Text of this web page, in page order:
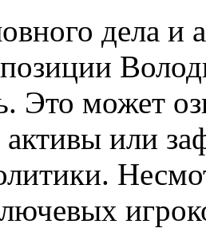
дела и
Это может
или